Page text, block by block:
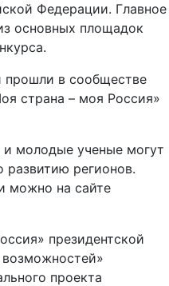
Федерации. Главное
основных площадок
прошли в сообществе
страна – моя Россия»
и молодые ученые могут
развитию регионов.
можно на сайте
президентской
проекта